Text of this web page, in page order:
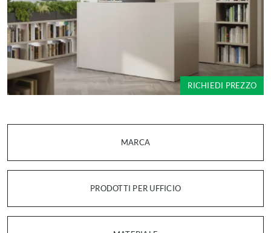
MARCA
PRODOTTI PER UFFICIO
RICHIEDI PREZZO